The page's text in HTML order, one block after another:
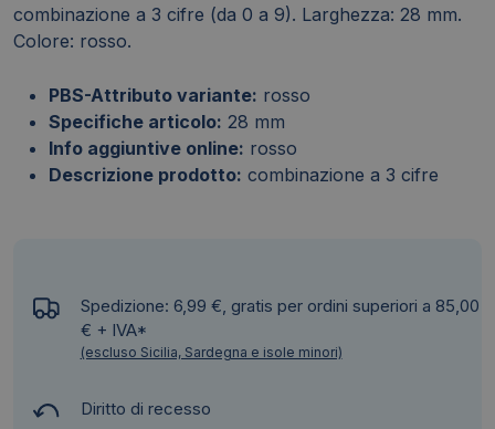
combinazione a 3 cifre (da 0 a 9). Larghezza: 28 mm.
Colore: rosso.
PBS-Attributo variante: rosso
Specifiche articolo: 28 mm
Info aggiuntive online: rosso
Descrizione prodotto: combinazione a 3 cifre
Spedizione: 6,99 €, gratis per ordini superiori a 85,00
€ + IVA*
(escluso Sicilia, Sardegna e isole minori)
Diritto di recesso